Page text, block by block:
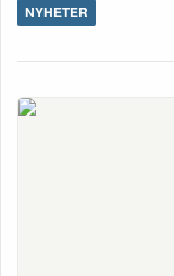
NYHETER